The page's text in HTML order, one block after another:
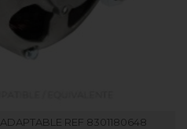
REF 8301180648